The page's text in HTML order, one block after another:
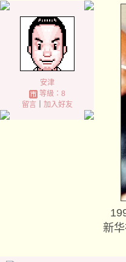
安津
等級：8
留言｜ 加入好友
新